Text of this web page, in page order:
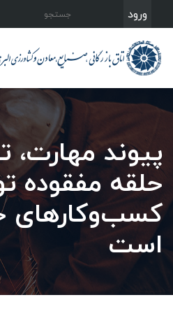
ورود
پیوند مهارت،
حلقه مفقوده
کسب‌وکارهای
است